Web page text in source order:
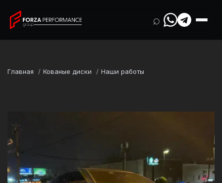
⌕
Главная Кованые диски Наши работы
Модель
Panamera